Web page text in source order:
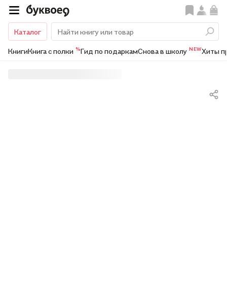
Каталог
КнигиКнига с полки %Гид по подаркамСнова в школу NEWХиты